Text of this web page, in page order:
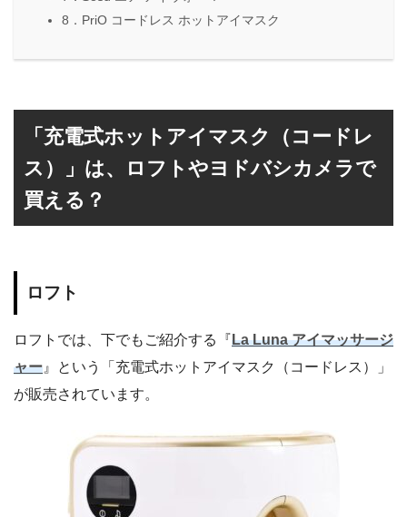
8．PriO コードレス ホットアイマスク
「充電式ホットアイマスク（コードレ
ス）」は、ロフトやヨドバシカメラで
買える？
ロフト
ロフトでは、下でもご紹介する『La Luna アイマッサージ
ャー 』という「充電式ホットアイマスク（コードレス）」
が販売されています。